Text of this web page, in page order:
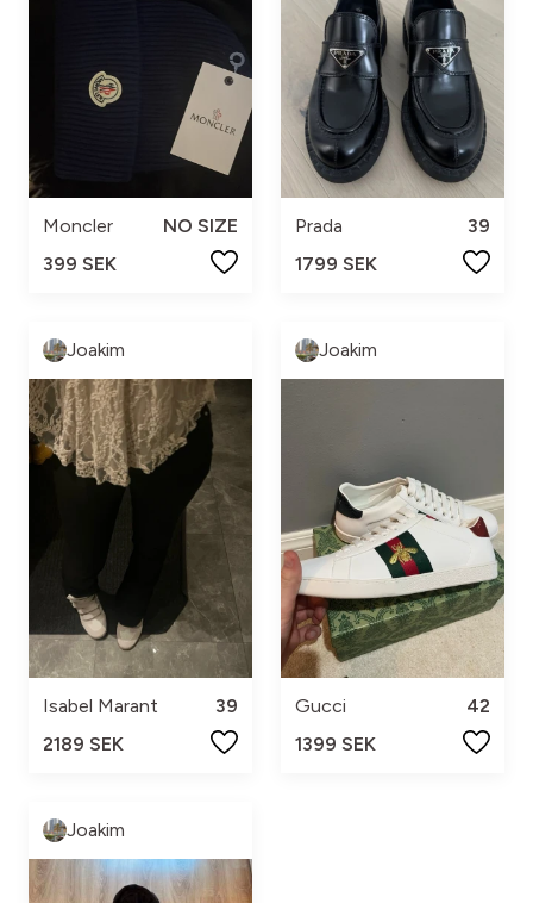
Moncler
NO SIZE
399 SEK
Prada
39
1799 SEK
Joakim
Isabel Marant
39
2189 SEK
Joakim
Gucci
42
1399 SEK
Joakim